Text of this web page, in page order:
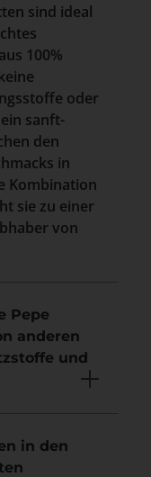
sind ideal
100%
oder
sanft-
den
in
Kombination
sie zu einer
von
Pepe
anderen
und
in den